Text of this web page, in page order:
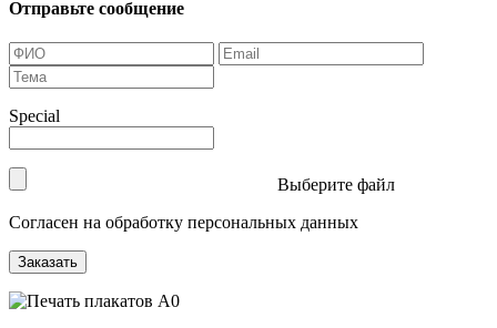
Отправьте сообщение
Special
Выберите файл
Согласен на обработку персональных данных
Заказать